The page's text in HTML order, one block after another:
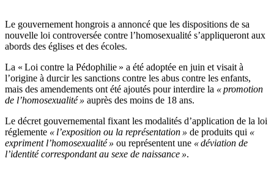
Le gouvernement hongrois a annoncé que les dispositions de sa
nouvelle loi controversée contre l’homosexualité s’appliqueront aux
abords des églises et des écoles.
La « Loi contre la Pédophilie » a été adoptée en juin et visait à
l’origine à durcir les sanctions contre les abus contre les enfants,
mais des amendements ont été ajoutés pour interdire la « promotion
de l’homosexualité » auprès des moins de 18 ans.
Le décret gouvernemental fixant les modalités d’application de la loi
réglemente « l’exposition ou la représentation » de produits qui «
expriment l’homosexualité » ou représentent une « déviation de
l’identité correspondant au sexe de naissance ».